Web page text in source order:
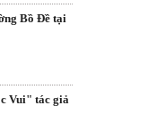
Bồ Đề tại
Vui" tác giả